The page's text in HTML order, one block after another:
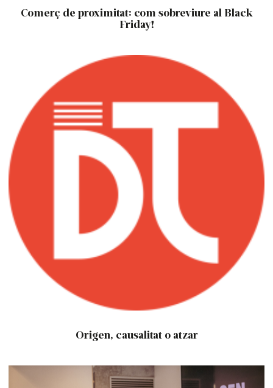
Comerç de proximitat: com sobreviure al Black
Friday!
Origen, causalitat o atzar